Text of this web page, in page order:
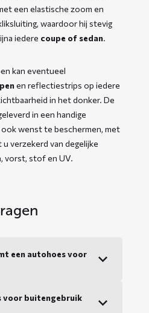
een elastische zoom en
waardoor hij stevig
iedere coupe of sedan.
kan eventueel
en reflectiestrips op iedere
in het donker. De
in een handige
wenst te beschermen, met
verzekerd van degelijke
vorst, stof en UV.
een autohoes voor
voor buitengebruik